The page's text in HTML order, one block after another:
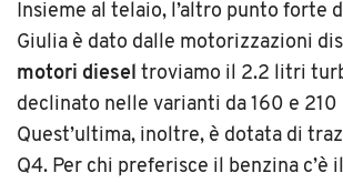
Insieme al telaio, l’altro punto forte
Giulia è dato dalle motorizzazioni
motori diesel troviamo il 2.2 litri
declinato nelle varianti da 160 e 210
Quest’ultima, inoltre, è dotata di
Q4. Per chi preferisce il benzina c’è